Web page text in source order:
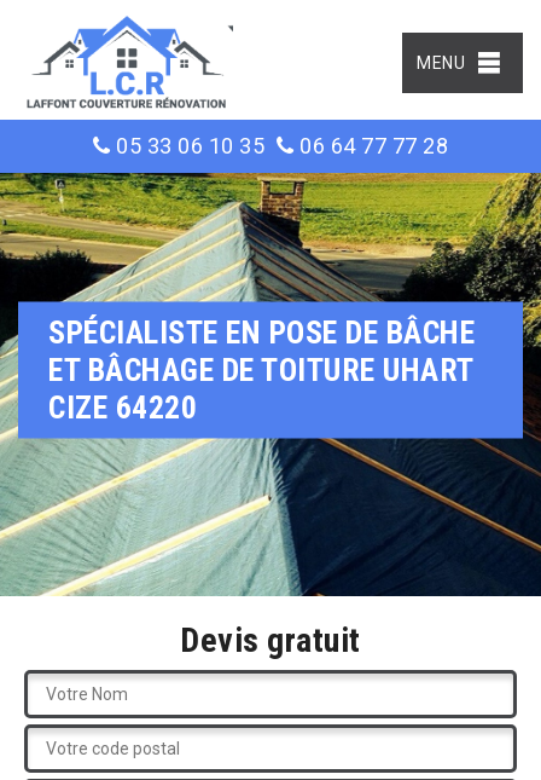
MENU
05 33 06 10 35 06 64 77 77 28
SPÉCIALISTE EN POSE DE BÂCHE
ET BÂCHAGE DE TOITURE UHART
CIZE 64220
Devis gratuit